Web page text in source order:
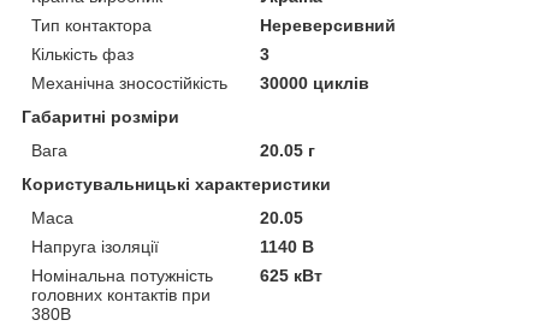
Тип контактора
Нереверсивний
Кількість фаз
3
Механічна зносостійкість
30000 циклів
Габаритні розміри
Вага
20.05 г
Користувальницькі характеристики
Маса
20.05
Напруга ізоляції
1140 В
Номінальна потужність
головних контактів при
380В
625 кВт